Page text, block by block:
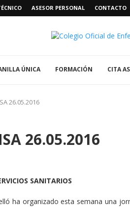
ASESOR PERSONAL CONTACTO
ÚNICA FORMACIÓN CITA
26.05.2016
26.05.2016
SANITARIOS
ha organizado esta semana una